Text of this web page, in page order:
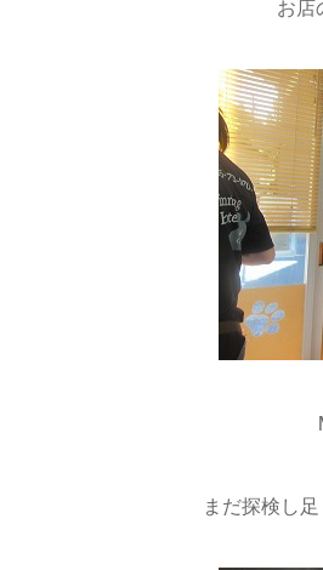
お店
まだ探検し